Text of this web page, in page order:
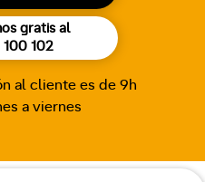
gratis al
102
al cliente es de 9h
a viernes